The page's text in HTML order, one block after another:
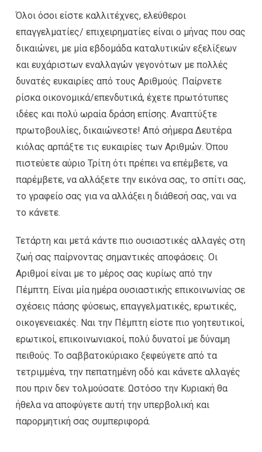
Όλοι όσοι είστε καλλιτέχνες, ελεύθεροι
επαγγελματίες/ επιχειρηματίες είναι ο μήνας που σας
δικαιώνει, με μία εβδομάδα καταλυτικών εξελίξεων
και ευχάριστων εναλλαγών γεγονότων με πολλές
δυνατές ευκαιρίες από τους Αριθμούς. Παίρνετε
ρίσκα οικονομικά/επενδυτικά, έχετε πρωτότυπες
ιδέες και πολύ ωραία δράση επίσης. Αναπτύξτε
πρωτοβουλίες, δικαιώνεστε! Από σήμερα Δευτέρα
κιόλας αρπάξτε τις ευκαιρίες των Αριθμών. Όπου
πιστεύετε αύριο Τρίτη ότι πρέπει να επέμβετε, να
παρέμβετε, να αλλάξετε την εικόνα σας, το σπίτι σας,
το γραφείο σας για να αλλάξει η διάθεσή σας, ναι να
το κάνετε.
Τετάρτη και μετά κάντε πιο ουσιαστικές αλλαγές στη
ζωή σας παίρνοντας σημαντικές αποφάσεις. Οι
Αριθμοί είναι με το μέρος σας κυρίως από την
Πέμπτη. Είναι μία ημέρα ουσιαστικής επικοινωνίας σε
σχέσεις πάσης φύσεως, επαγγελματικές, ερωτικές,
οικογενειακές. Ναι την Πέμπτη είστε πιο γοητευτικοί,
ερωτικοί, επικοινωνιακοί, πολύ δυνατοί με δύναμη
πειθούς. Το σαββατοκύριακο ξεφεύγετε από τα
τετριμμένα, την πεπατημένη οδό και κάνετε αλλαγές
που πριν δεν τολμούσατε. Ωστόσο την Κυριακή θα
ήθελα να αποφύγετε αυτή την υπερβολική και
παρορμητική σας συμπεριφορά.